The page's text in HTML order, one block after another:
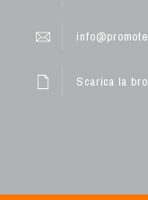
Scarica la